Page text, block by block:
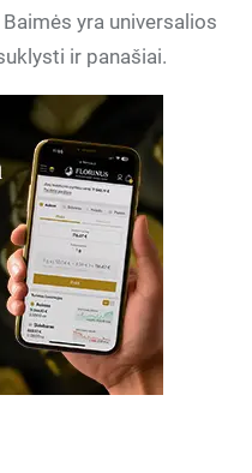
yra universalios
ir panašiai.